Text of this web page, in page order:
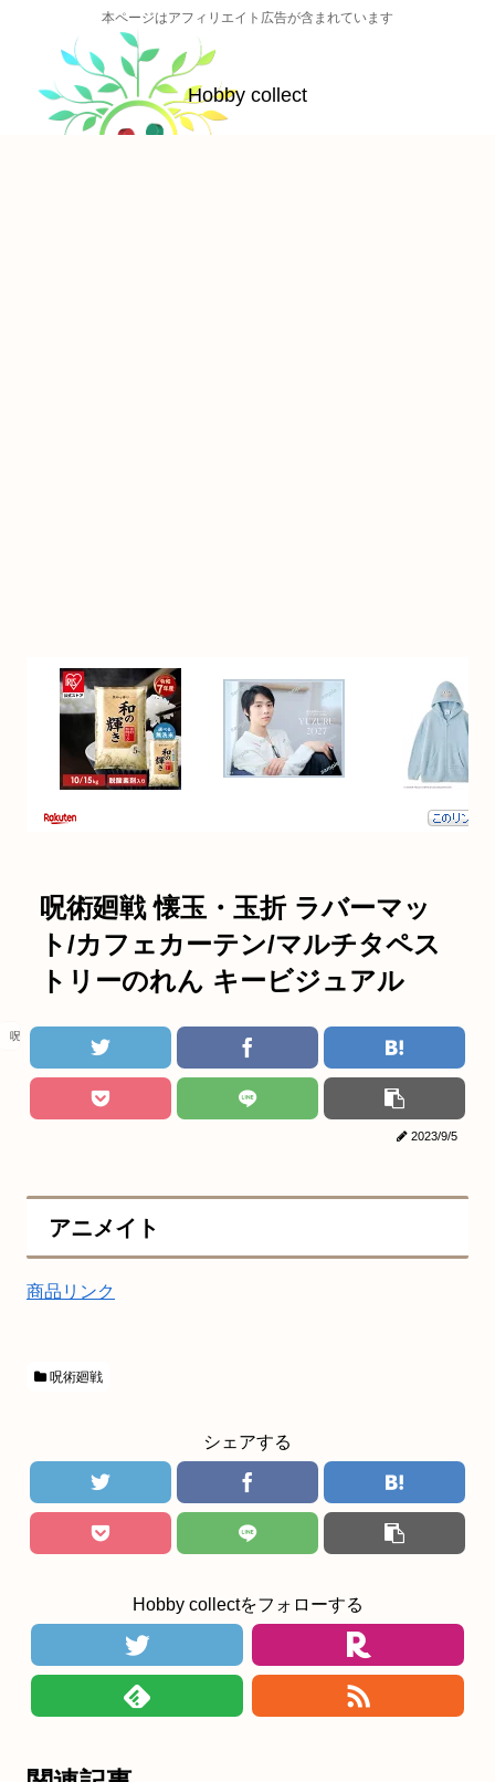
本ページはアフィリエイト広告が含まれています
Hobby collect
呪術廻戦 懐玉・玉折 ラバーマッ
ト/カフェカーテン/マルチタペス
トリーのれん キービジュアル
呪術廻戦
2023/9/5
アニメイト
商品リンク
呪術廻戦
シェアする
Hobby collectをフォローする